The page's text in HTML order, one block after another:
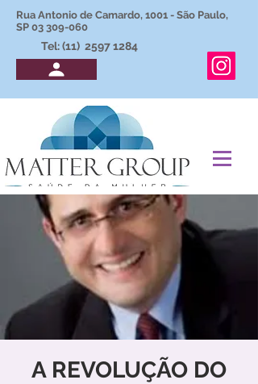
Rua Antonio de Camardo, 1001 - São Paulo,
SP 03 309-060
Tel: (11) 2597 1284
A REVOLUÇÃO DO